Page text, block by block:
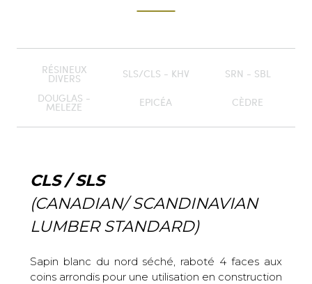
RÉSINEUX
DIVERS SLS/CLS - KHV
SRN - SBL
DOUGLAS -
MELEZE EPICÉA CÈDRE
CLS / SLS
(CANADIAN/ SCANDINAVIAN
LUMBER STANDARD)
Sapin blanc du nord séché, raboté 4 faces aux
coins arrondis pour une utilisation en construction